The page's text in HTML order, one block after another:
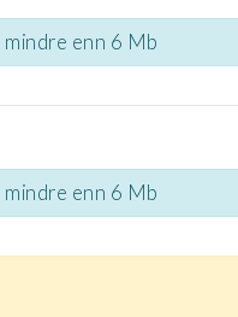
mindre enn 6 Mb
mindre enn 6 Mb